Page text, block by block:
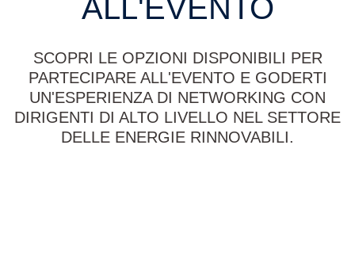
ALL'EVENTO
SCOPRI LE OPZIONI DISPONIBILI PER
PARTECIPARE ALL'EVENTO E GODERTI
UN'ESPERIENZA DI NETWORKING CON
DIRIGENTI DI ALTO LIVELLO NEL SETTORE
DELLE ENERGIE RINNOVABILI.